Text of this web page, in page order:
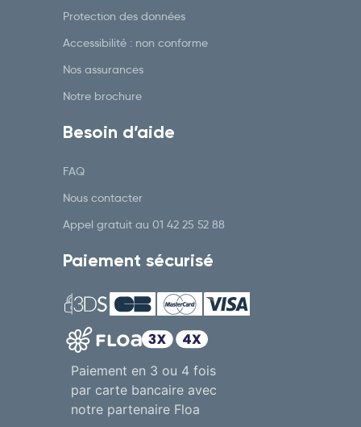
Protection des données
Accessibilité : non conforme
Nos assurances
Notre brochure
Besoin d’aide
FAQ
Nous contacter
Appel gratuit au 01 42 25 52 88
Paiement sécurisé
Paiement en 3 ou 4 fois
par carte bancaire avec
notre partenaire Floa